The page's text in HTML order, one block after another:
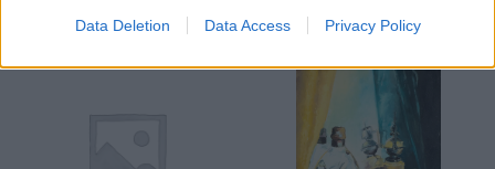
Data Deletion Data Access Privacy Policy